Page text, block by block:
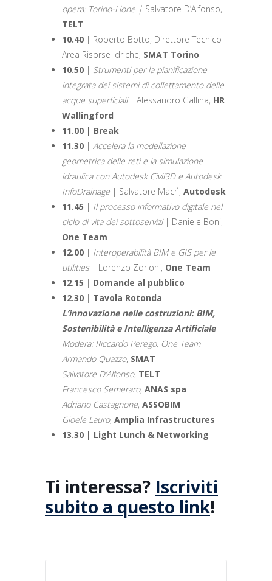
opera: Torino-Lione | Salvatore D’Alfonso,
TELT
10.40 | Roberto Botto, Direttore Tecnico
Area Risorse Idriche, SMAT Torino
10.50 | Strumenti per la pianificazione
integrata dei sistemi di collettamento delle
acque superficiali| Alessandro Gallina, HR
Wallingford
11.00 | Break
11.30 | Accelera la modellazione
geometrica delle reti e la simulazione
idraulica con Autodesk Civil3D e Autodesk
InfoDrainage | Salvatore Macrì, Autodesk
11.45 | Il processo informativo digitale nel
ciclo di vita dei sottoservizi| Daniele Boni,
One Team
12.00 | Interoperabilità BIM e GIS per le
utilities | Lorenzo Zorloni, One Team
12.15 | Domande al pubblico
12.30 | Tavola Rotonda
L’innovazione nelle costruzioni: BIM,
Sostenibilità e Intelligenza Artificiale
Modera: Riccardo Perego, One Team
Armando Quazzo, SMAT
Salvatore D’Alfonso, TELT
Francesco Semeraro, ANAS spa
Adriano Castagnone, ASSOBIM
Gioele Lauro, Amplia Infrastructures
13.30 | Light Lunch & Networking
Ti interessa? Iscriviti
subito a questo link!